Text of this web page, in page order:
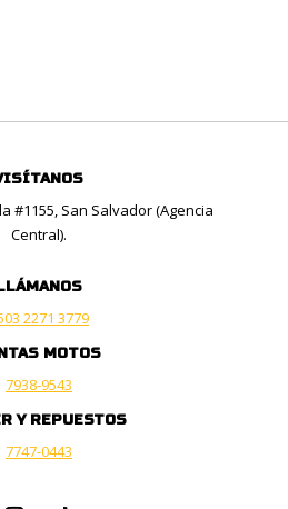
#1155, San Salvador (Agencia
Central).
2271 3779
MOTOS
7938-9543
Y REPUESTOS
7747-0443